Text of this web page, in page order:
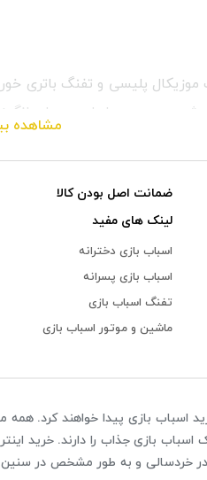
موزیکال پلیسی و تفنگ
خوش‌ دست و صداهای هیجان‌
و در انتخاب وسایل بازی
مشاهده
ضمانت اصل بودن کالا
لینک های مفید
اسباب بازی دخترانه
اسباب بازی پسرانه
تفنگ اسباب بازی
ماشین و موتور اسباب بازی
اسباب بازی پیدا خواهند کرد. همه
بازی جذاب را دارند. خرید
خردسالی و به طور مشخص در سنین